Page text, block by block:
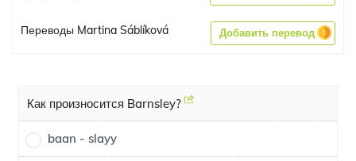
Переводы Martina Sáblíková Добавить перевод
Как произносится Barnsley?
baan - slayy